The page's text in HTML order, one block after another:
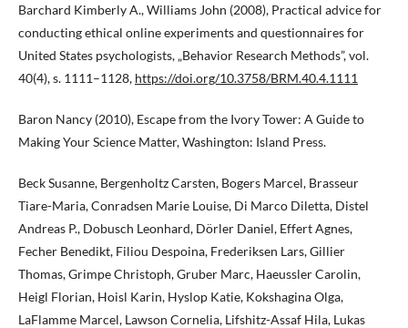
Barchard Kimberly A., Williams John (2008), Practical advice for
conducting ethical online experiments and questionnaires for
United States psychologists, „Behavior Research Methods”, vol.
40(4), s. 1111–1128, https://doi.org/10.3758/BRM.40.4.1111
Baron Nancy (2010), Escape from the Ivory Tower: A Guide to
Making Your Science Matter, Washington: Island Press.
Beck Susanne, Bergenholtz Carsten, Bogers Marcel, Brasseur
Tiare-Maria, Conradsen Marie Louise, Di Marco Diletta, Distel
Andreas P., Dobusch Leonhard, Dörler Daniel, Effert Agnes,
Fecher Benedikt, Filiou Despoina, Frederiksen Lars, Gillier
Thomas, Grimpe Christoph, Gruber Marc, Haeussler Carolin,
Heigl Florian, Hoisl Karin, Hyslop Katie, Kokshagina Olga,
LaFlamme Marcel, Lawson Cornelia, Lifshitz-Assaf Hila, Lukas